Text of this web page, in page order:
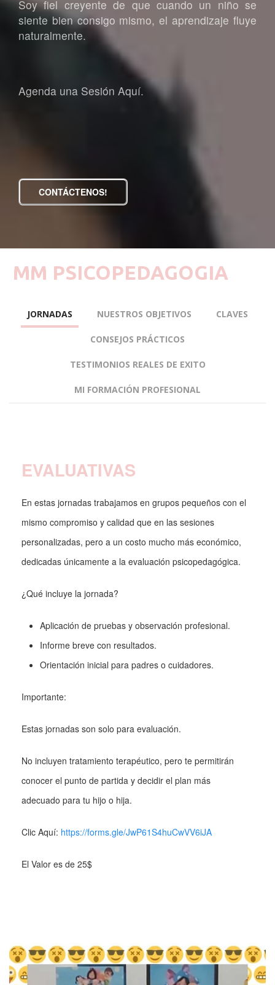
Soy fiel creyente de que cuando un niño se
siente bien consigo mismo, el aprendizaje fluye
naturalmente.
Agenda una Sesión Aquí.
CONTÁCTENOS!
MM PSICOPEDAGOGIA
JORNADAS NUESTROS OBJETIVOS CLAVES
CONSEJOS PRÁCTICOS
TESTIMONIOS REALES DE EXITO
MI FORMACIÓN PROFESIONAL
EVALUATIVAS
En estas jornadas trabajamos en grupos pequeños con el
mismo compromiso y calidad que en las sesiones
personalizadas, pero a un costo mucho más económico,
dedicadas únicamente a la evaluación psicopedagógica.
¿Qué incluye la jornada?
Aplicación de pruebas y observación profesional.
Informe breve con resultados.
Orientación inicial para padres o cuidadores.
Importante:
Estas jornadas son solo para evaluación.
No incluyen tratamiento terapéutico, pero te permitirán
conocer el punto de partida y decidir el plan más
adecuado para tu hijo o hija.
Clic Aquí: https://forms.gle/JwP61S4huCwVV6iJA
El Valor es de 25$